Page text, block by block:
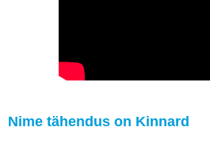
Nime tähendus on Kinnard